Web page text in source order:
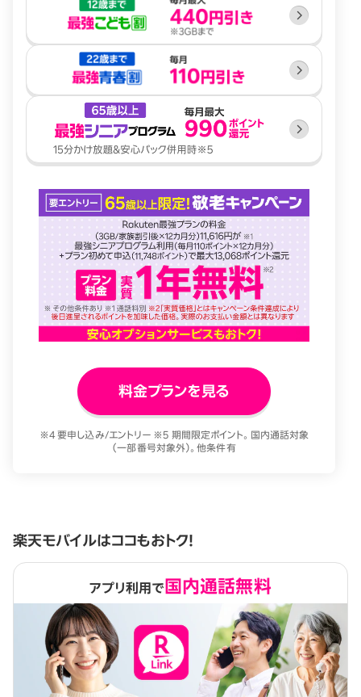
料金プランを見る
※4 要申し込み/エントリー ※5 期間限定ポイント。国内通話対象
（一部番号対象外）。他条件有
楽天モバイルはココもおトク！
アプリ利用で 国内通話無料